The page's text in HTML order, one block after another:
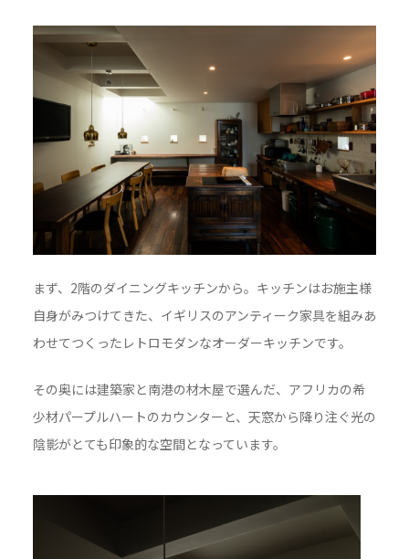
まず、2階のダイニングキッチンから。キッチンはお施主様
自身がみつけてきた、イギリスのアンティーク家具を組みあ
わせてつくったレトロモダンなオーダーキッチンです。
その奥には建築家と南港の材木屋で選んだ、アフリカの希
少材パープルハートのカウンターと、天窓から降り注ぐ光の
陰影がとても印象的な空間となっています。